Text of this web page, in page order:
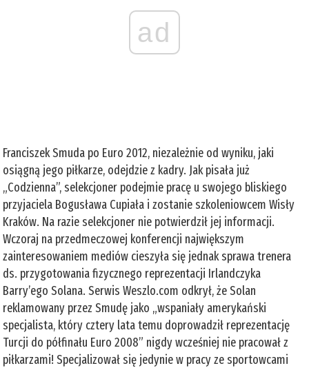
ad
Franciszek Smuda po Euro 2012, niezależnie od wyniku, jaki
osiągną jego piłkarze, odejdzie z kadry. Jak pisała już
„Codzienna”, selekcjoner podejmie pracę u swojego bliskiego
przyjaciela Bogusława Cupiała i zostanie szkoleniowcem Wisły
Kraków. Na razie selekcjoner nie potwierdził jej informacji.
Wczoraj na przedmeczowej konferencji największym
zainteresowaniem mediów cieszyła się jednak sprawa trenera
ds. przygotowania fizycznego reprezentacji Irlandczyka
Barry’ego Solana. Serwis Weszlo.com odkrył, że Solan
reklamowany przez Smudę jako „wspaniały amerykański
specjalista, który cztery lata temu doprowadził reprezentację
Turcji do półfinału Euro 2008” nigdy wcześniej nie pracował z
piłkarzami! Specjalizował się jedynie w pracy ze sportowcami